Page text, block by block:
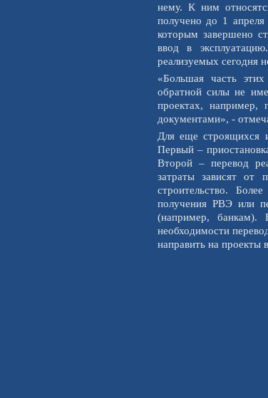
нему. К ним
получено до 1
которым завершено
ввод в
реализуемых сегодня
«Большая часть
обратной силы не
проектах, например,
документами», -
Для еще строящихся
Первый –
Второй – перевод
затраты зависят от
строительство.
получения РВЭ или
(например, банкам).
необходимости
направить на проекты